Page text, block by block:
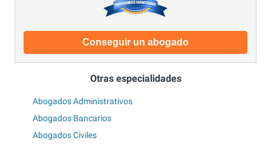
Conseguir un abogado
Otras especialidades
Abogados Administrativos
Abogados Bancarios
Abogados Civiles